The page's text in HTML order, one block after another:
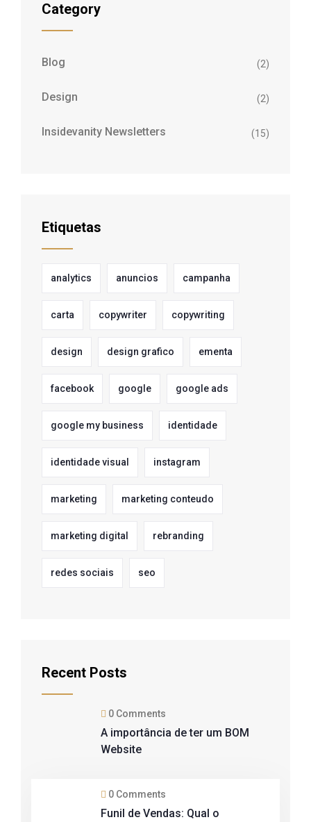
Category
Blog (2)
Design (2)
Insidevanity Newsletters (15)
Etiquetas
analytics anuncios campanha
carta copywriter copywriting
design design grafico ementa
facebook google google ads
google my business identidade
identidade visual instagram
marketing marketing conteudo
marketing digital rebranding
redes sociais seo
Recent Posts
0 Comments
A importância de ter um BOM
Website
0 Comments
Funil de Vendas: Qual o